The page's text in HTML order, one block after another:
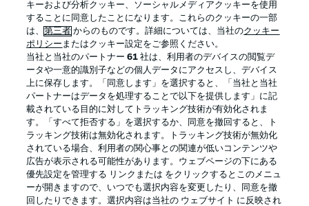
ログイン
Football as it's meant to be
BUNDESLIGA APP
キーおよび分析クッキー、ソーシャルメディアクッキーを使用
することに同意したことになります。これらのクッキーの一部
は、第三者 からのものです。詳細については、当社のクッキー
ポリシー またはクッキー設定をご参照ください。
当社と当社のパートナー61 社は、利用者のデバイスの閲覧デ
ータや一意的識別子などの個人データにアクセスし、デバイス
上に保存します。「同意します」を選択すると、「当社と当社
パートナーはデータを処理することで以下を提供します」に記
載されている目的に対してトラッキング技術が有効化されま
す。「すべて拒否する」を選択するか、同意を撤回すると、ト
ラッキング技術は無効化されます。トラッキング技術が無効化
されている場合、利用者の関心事との関連が低いコンテンツや
広告が表示される可能性があります。ウェブページの下にある
優先設定を管理する リンクまたは をクリックするとこのメニュ
ーが開きますので、いつでも選択内容を変更したり、同意を撤
回したりできます。選択内容は当社の ウェブサイト に反映され